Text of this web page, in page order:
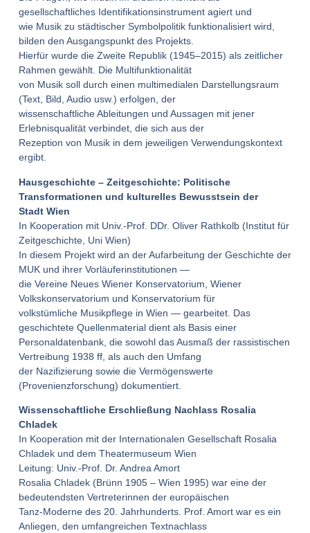
gesellschaftliches Identifikationsinstrument agiert und
wie Musik zu städtischer Symbolpolitik funktionalisiert wird,
bilden den Ausgangspunkt des Projekts.
Hierfür wurde die Zweite Republik (1945–2015) als zeitlicher
Rahmen gewählt. Die Multifunktionalität
von Musik soll durch einen multimedialen Darstellungsraum
(Text, Bild, Audio usw.) erfolgen, der
wissenschaftliche Ableitungen und Aussagen mit jener
Erlebnisqualität verbindet, die sich aus der
Rezeption von Musik in dem jeweiligen Verwendungskontext
ergibt.
Hausgeschichte – Zeitgeschichte: Politische
Transformationen und kulturelles Bewusstsein der
Stadt Wien
In Kooperation mit Univ.-Prof. DDr. Oliver Rathkolb (Institut für
Zeitgeschichte, Uni Wien)
In diesem Projekt wird an der Aufarbeitung der Geschichte der
MUK und ihrer Vorläuferinstitutionen —
die Vereine Neues Wiener Konservatorium, Wiener
Volkskonservatorium und Konservatorium für
volkstümliche Musikpflege in Wien — gearbeitet. Das
geschichtete Quellenmaterial dient als Basis einer
Personaldatenbank, die sowohl das Ausmaß der rassistischen
Vertreibung 1938 ff, als auch den Umfang
der Nazifizierung sowie die Vermögenswerte
(Provenienzforschung) dokumentiert.
Wissenschaftliche Erschließung Nachlass Rosalia
Chladek
In Kooperation mit der Internationalen Gesellschaft Rosalia
Chladek und dem Theatermuseum Wien
Leitung: Univ.-Prof. Dr. Andrea Amort
Rosalia Chladek (Brünn 1905 – Wien 1995) war eine der
bedeutendsten Vertreterinnen der europäischen
Tanz-Moderne des 20. Jahrhunderts. Prof. Amort war es ein
Anliegen, den umfangreichen Textnachlass